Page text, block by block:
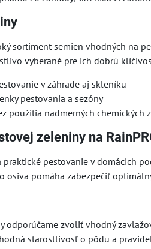
sortiment semien vhodných na
vyberané pre ich dobrú
v záhrade aj skleníku
pestovania a sezóny
použitia nadmerných chemických
zeleniny na
praktické pestovanie v domácich
osiva pomáha zabezpečiť
odporúčame zvoliť vhodný
starostlivosť o pôdu a